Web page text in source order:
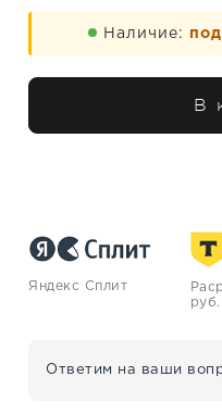
Наличие:
В
Яндекс Сплит
руб.
Ответим на ваши